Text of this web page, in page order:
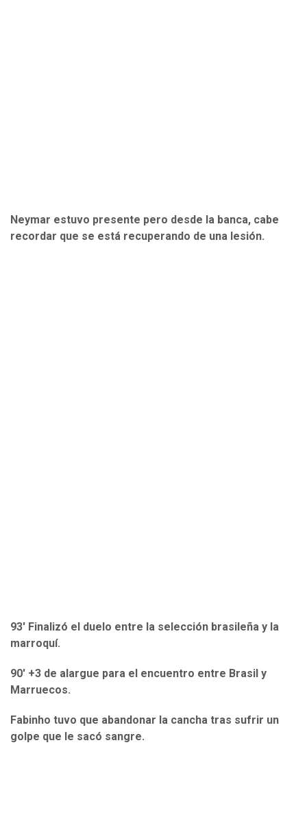
Neymar estuvo presente pero desde la banca, cabe
recordar que se está recuperando de una lesión.
93' Finalizó el duelo entre la selección brasileña y la
marroquí.
90' +3 de alargue para el encuentro entre Brasil y
Marruecos.
Fabinho tuvo que abandonar la cancha tras sufrir un
golpe que le sacó sangre.